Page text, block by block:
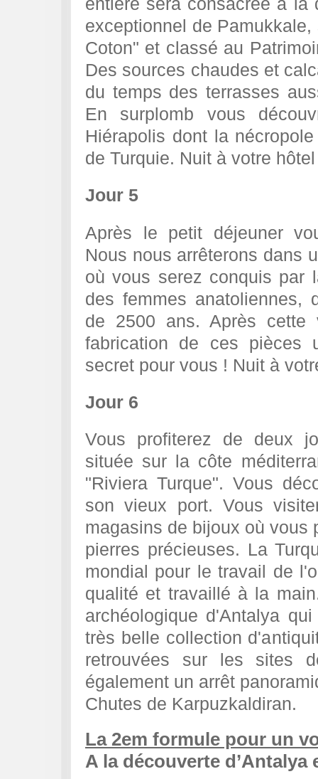
entière sera consacrée à la
exceptionnel de
Coton" et classé au
Des sources chaudes et
du temps des terrasses
En surplomb vous
Hiérapolis dont la
de Turquie. Nuit à votre
Jour 5
Après le petit déjeuner
Nous nous arrêterons dans
où vous serez conquis par
des femmes anatoliennes,
de 2500 ans. Après cette
fabrication de ces pièces
secret pour vous ! Nuit à
Jour 6
Vous profiterez de deux
située sur la côte
"Riviera Turque". Vous
son vieux port. Vous
magasins de bijoux où vous
pierres précieuses. La
mondial pour le travail de
qualité et travaillé à la
archéologique d'Antalya
très belle collection
retrouvées sur les sites
également un arrêt
Chutes de Karpuzkaldiran.
La 2em formule pour un
A la découverte d’Antalya